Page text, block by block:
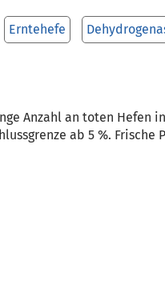
Erntehefe
Anzahl an toten Hefen
ab 5 %.